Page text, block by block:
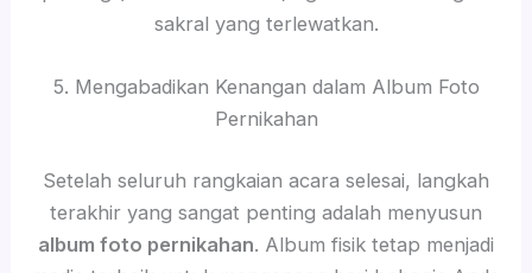
sakral yang terlewatkan.
5. Mengabadikan Kenangan dalam Album Foto
Pernikahan
Setelah seluruh rangkaian acara selesai, langkah
terakhir yang sangat penting adalah menyusun
album foto pernikahan. Album fisik tetap menjadi